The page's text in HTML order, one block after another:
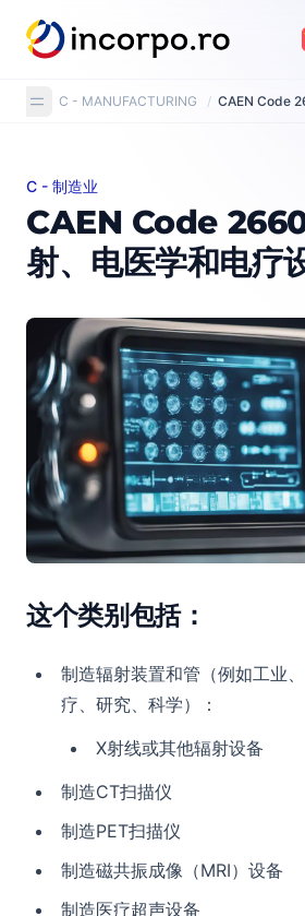
要内容
C - MANUFACTURING /
CAEN Code 2660: 制造辐射、电医
C - 制造业
CAEN Code
射、电医学和电疗
这个类别包括：
制造辐射装置和管（例如工业
疗、研究、科学）：
X射线或其他辐射设备
制造CT扫描仪
制造PET扫描仪
制造磁共振成像（MRI）设备
制造医疗超声设备